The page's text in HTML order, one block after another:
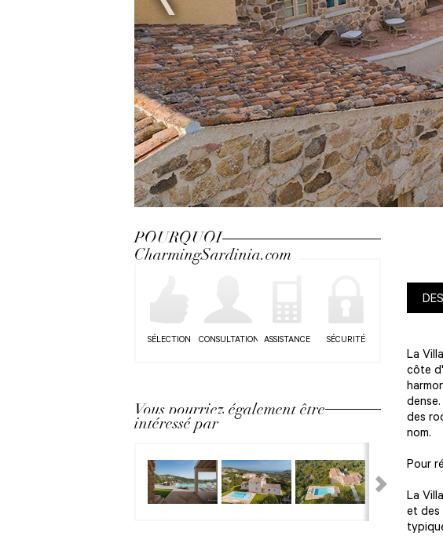
Next
POURQUOI
CharmingSardinia.com
SÉLECTION CONSULTATION ASSISTANCE SÉCURITÉ
Vous pourriez également être
intéressé par
La
côte
des
nom.
Pour
La
et des